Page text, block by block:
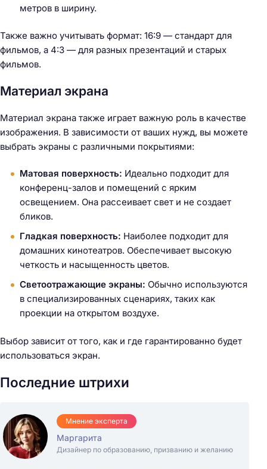
метров в ширину.
Также важно учитывать формат: 16:9 — стандарт для
фильмов, а 4:3 — для разных презентаций и старых
фильмов.
Материал экрана
Материал экрана также играет важную роль в качестве
изображения. В зависимости от ваших нужд, вы можете
выбрать экраны с различными покрытиями:
Матовая поверхность: Идеально подходит для
конференц-залов и помещений с ярким
освещением. Она рассеивает свет и не создает
бликов.
Гладкая поверхность: Наиболее подходит для
домашних кинотеатров. Обеспечивает высокую
четкость и насыщенность цветов.
Светоотражающие экраны: Обычно используются
в специализированных сценариях, таких как
проекции на открытом воздухе.
Выбор зависит от того, как и где гарантированно будет
использоваться экран.
Последние штрихи
Мнение эксперта
Маргарита
Дизайнер по образованию, призванию и желанию
Н
т